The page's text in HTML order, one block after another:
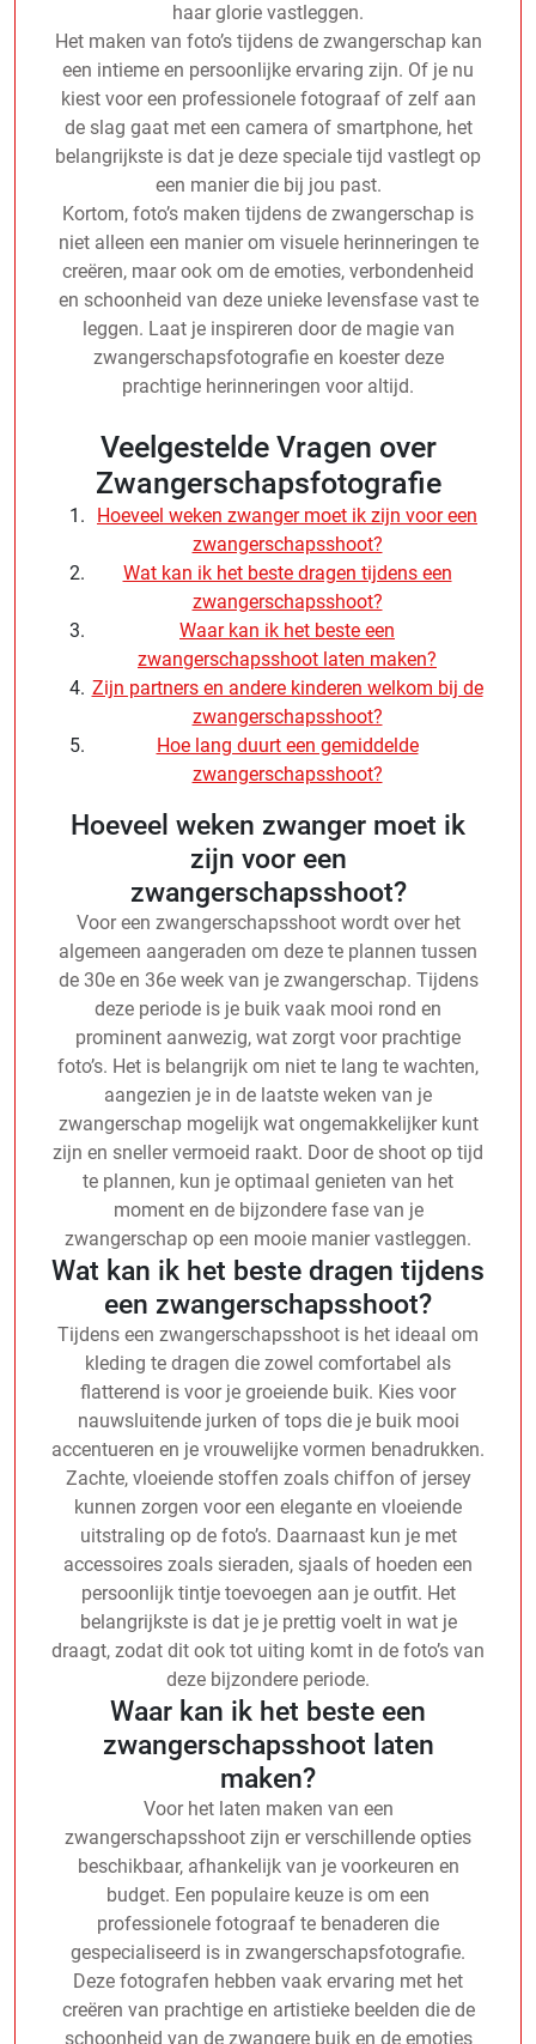
haar glorie vastleggen.
Het maken van foto’s tijdens de zwangerschap kan
een intieme en persoonlijke ervaring zijn. Of je nu
kiest voor een professionele fotograaf of zelf aan
de slag gaat met een camera of smartphone, het
belangrijkste is dat je deze speciale tijd vastlegt op
een manier die bij jou past.
Kortom, foto’s maken tijdens de zwangerschap is
niet alleen een manier om visuele herinneringen te
creëren, maar ook om de emoties, verbondenheid
en schoonheid van deze unieke levensfase vast te
leggen. Laat je inspireren door de magie van
zwangerschapsfotografie en koester deze
prachtige herinneringen voor altijd.
Veelgestelde Vragen over
Zwangerschapsfotografie
Hoeveel weken zwanger moet ik zijn voor een
zwangerschapsshoot?
Wat kan ik het beste dragen tijdens een
zwangerschapsshoot?
Waar kan ik het beste een
zwangerschapsshoot laten maken?
Zijn partners en andere kinderen welkom bij de
zwangerschapsshoot?
Hoe lang duurt een gemiddelde
zwangerschapsshoot?
Hoeveel weken zwanger moet ik
zijn voor een
zwangerschapsshoot?
Voor een zwangerschapsshoot wordt over het
algemeen aangeraden om deze te plannen tussen
de 30e en 36e week van je zwangerschap. Tijdens
deze periode is je buik vaak mooi rond en
prominent aanwezig, wat zorgt voor prachtige
foto’s. Het is belangrijk om niet te lang te wachten,
aangezien je in de laatste weken van je
zwangerschap mogelijk wat ongemakkelijker kunt
zijn en sneller vermoeid raakt. Door de shoot op tijd
te plannen, kun je optimaal genieten van het
moment en de bijzondere fase van je
zwangerschap op een mooie manier vastleggen.
Wat kan ik het beste dragen tijdens
een zwangerschapsshoot?
Tijdens een zwangerschapsshoot is het ideaal om
kleding te dragen die zowel comfortabel als
flatterend is voor je groeiende buik. Kies voor
nauwsluitende jurken of tops die je buik mooi
accentueren en je vrouwelijke vormen benadrukken.
Zachte, vloeiende stoffen zoals chiffon of jersey
kunnen zorgen voor een elegante en vloeiende
uitstraling op de foto’s. Daarnaast kun je met
accessoires zoals sieraden, sjaals of hoeden een
persoonlijk tintje toevoegen aan je outfit. Het
belangrijkste is dat je je prettig voelt in wat je
draagt, zodat dit ook tot uiting komt in de foto’s van
deze bijzondere periode.
Waar kan ik het beste een
zwangerschapsshoot laten
maken?
Voor het laten maken van een
zwangerschapsshoot zijn er verschillende opties
beschikbaar, afhankelijk van je voorkeuren en
budget. Een populaire keuze is om een
professionele fotograaf te benaderen die
gespecialiseerd is in zwangerschapsfotografie.
Deze fotografen hebben vaak ervaring met het
creëren van prachtige en artistieke beelden die de
schoonheid van de zwangere buik en de emoties